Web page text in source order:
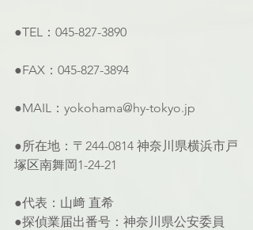
●TEL：045-827-3890
●FAX：045-827-3894
●MAIL：yokohama@hy-tokyo.jp
●所在地：〒244-0814 神奈川県横浜市戸
塚区南舞岡1-24-21
●代表：山﨑 直希
●探偵業届出番号：神奈川県公安委員